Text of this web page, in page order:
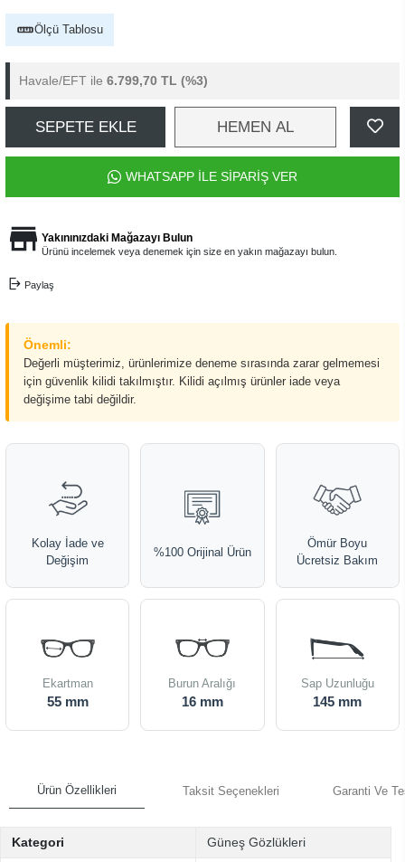
Ölçü Tablosu
Havale/EFT ile 6.799,70 TL (%3)
SEPETE EKLE HEMEN AL
WHATSAPP İLE SİPARİŞ VER
Yakınınızdaki Mağazayı Bulun
Ürünü incelemek veya denemek için size en yakın mağazayı bulun.
Paylaş
Önemli:
Değerli müşterimiz, ürünlerimize deneme sırasında zarar gelmemesi
için güvenlik kilidi takılmıştır. Kilidi açılmış ürünler iade veya
değişime tabi değildir.
Kolay İade ve
Değişim
%100 Orijinal Ürün
Ömür Boyu
Ücretsiz Bakım
Ekartman
55 mm
Burun Aralığı
16 mm
Sap Uzunluğu
145 mm
Ürün Özellikleri Taksit Seçenekleri Garanti Ve
Kategori Güneş Gözlükleri